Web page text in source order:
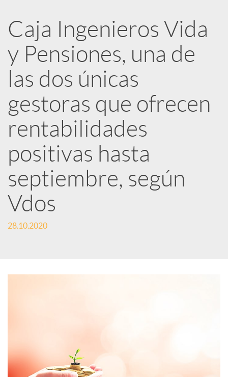
e
d
e
s
S
o
c
e
Caja Ingenieros Vida
y Pensiones, una de
las dos únicas
gestoras que ofrecen
rentabilidades
positivas hasta
septiembre, según
Vdos
28.10.2020